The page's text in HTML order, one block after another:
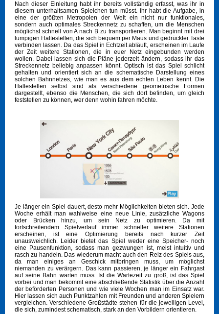
Nach dieser Einleitung habt ihr bereits vollständig erfasst, was ihr in
diesem unterhaltsamen Spielchen tun müsst. Ihr habt die Aufgabe, in
eine der größten Metropolen der Welt ein nicht nur funktionales,
sondern auch optimales Streckennetz zu schaffen, um die Menschen
möglichst schnell von A nach B zu transportieren. Man beginnt mit drei
lumpigen Haltestellen, die sich bequem per Maus und gedrückter Taste
verbinden lassen. Da das Spiel in Echtzeit abläuft, erscheinen im Laufe
der Zeit weitere Stationen, die in euer Netz eingebunden werden
wollen. Dabei lassen sich die Pläne jederzeit ändern, sodass ihr das
Streckennetz beliebig anpassen könnt. Optisch ist das Spiel schlicht
gehalten und orientiert sich an die schematische Darstellung eines
solchen Bahnnetzes, wie man es aus dem echten Leben kennt. Die
Haltestellen selbst sind als verschiedene geometrische Formen
dargestellt, ebenso die Menschen, die sich dort befinden, um gleich
feststellen zu können, wer denn wohin fahren möchte.
Je länger ein Spiel dauert, desto mehr Möglichkeiten bieten sich. Jede
Woche erhält man wahlweise eine neue Linie, zusätzliche Wagons
oder Brücken hinzu, um sein Netz zu optimieren. Da mit
fortschreitendem Spielverlauf immer schneller weitere Stationen
erscheinen, ist eine Optimierung bereits nach kurzer Zeit
unausweichlich. Leider bietet das Spiel weder eine Speicher- noch
eine Pausenfunktion, sodass man gezwungen ist, meist intuitiv und
rasch zu handeln. Das wiederum macht auch den Reiz des Spiels aus,
da man einiges an Geschick mitbringen muss, um möglichst
niemanden zu verärgern. Das kann passieren, je länger ein Fahrgast
auf seine Bahn warten muss. Ist die Wartezeit zu groß, ist das Spiel
vorbei und man bekommt eine abschließende Statistik über die Anzahl
der beförderten Personen und wie viele Wochen man im Einsatz war.
Hier lassen sich auch Punktzahlen mit Freunden und anderen Spielern
vergleichen. Verschiedene Großstädte stehen für die jeweiligen Level,
die sich, zumindest schematisch, stark an den Vorbildern orientieren.